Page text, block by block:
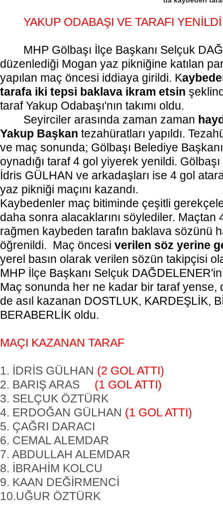
YAKUP ODABAŞI VE TARAFI YENİLDİ
MHP Gölbaşı İlçe Başkanı Selçuk
düzenlediği Mogan yaz pikniğine katılan
yapılan maç öncesi iddiaya girildi. K
tarafa iki tepsi baklava ikram etsin
taraf Yakup Odabaşı'nın takımı oldu.
Seyirciler arasında zaman zaman
Yakup Başkan tezahüratları yapıldı.
ve maç sonunda; Gölbaşı Belediye
oynadığı taraf 4 gol yiyerek yenildi.
İdris GÜLHAN ve arkadaşları ise 4 gol
yaz pikniği maçını kazandı.
Kaybedenler maç bitiminde çeşitli
daha sonra alacaklarını söylediler. Maçtan
rağmen kaybeden tarafın baklava sözünü
öğrenildi. Maç öncesi verilen söz yerine
yerel basın olarak verilen sözün takipçisi
MHP İlçe Başkanı Selçuk
Maç sonunda her ne kadar bir taraf yense,
de asıl kazanan DOSTLUK, KARDEŞLİK,
BERABERLİK oldu.
MAÇI KAZANAN TARAF
1. İDRİS GÜLHAN (2 GOL ATTI)
2. BARIŞ ARAS
(1 GOL ATTI)
3. SELÇUK ÖZTÜRK
4. ERDOĞAN GÜLHAN (1 GOL ATTI)
5. ÇAĞRI DARACI
6. CEMAL ALEMDAR
7. ABDULLAH ALEMDAR
8. İBRAHİM KOLCU
9. KAAN DEĞİRMENCİ
10.UĞUR ÖZTÜRK